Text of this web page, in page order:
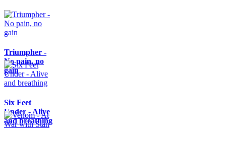
Triumpher -
No pain, no
gain
Six Feet
Under - Alive
and breathing